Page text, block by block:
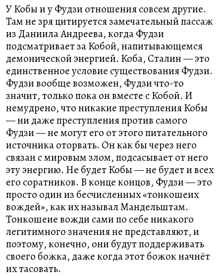
У Кобы и у Фудзи отношения совсем другие.
Там не зря цитируется замечательный пассаж
из Даниила Андреева, когда Фудзи
подсматривает за Кобой, напитывающемся
демонической энергией. Коба, Сталин — это
единственное условие существования Фудзи.
Фудзи вообще возможен, Фудзи что-то
значит, только пока он вместе с Кобой. И
немудрено, что никакие преступления Кобы
— ни даже преступления против самого
Фудзи — не могут его от этого питательного
источника оторвать. Он как бы через него
связан с мировым злом, подсасывает от него
эту энергию. Не будет Кобы — не будет и всех
его соратников. В конце концов, Фудзи — это
просто один из бесчисленных «тонкошеих
вождей», как их называл Мандельштам.
Тонкошеие вожди сами по себе никакого
легитимного значения не представляют, и
поэтому, конечно, они будут поддерживать
своего божка, даже когда этот божок начнёт
их тасовать.